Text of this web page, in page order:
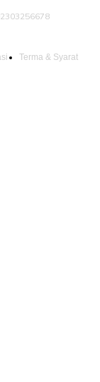
Terma & Syarat